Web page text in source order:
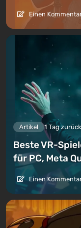
Einen
Artikel 1 Tag zurück
Beste VR-
für PC, Meta
Einen